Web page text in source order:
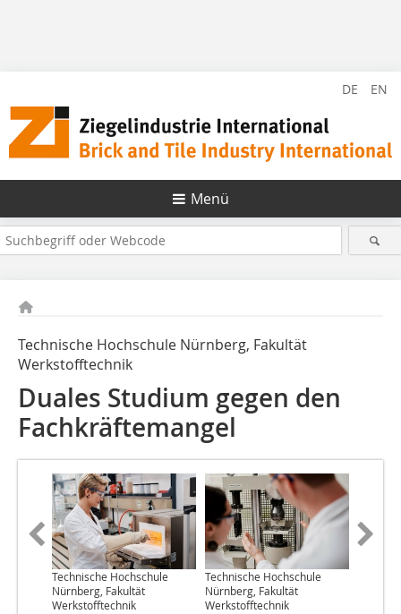
DE EN
Menü
Technische Hochschule Nürnberg, Fakultät
Werkstofftechnik
Duales Studium gegen den
Fachkräftemangel
Technische Hochschule
Nürnberg, Fakultät
Werkstofftechnik
Technische Hochschule
Nürnberg, Fakultät
Werkstofftechnik